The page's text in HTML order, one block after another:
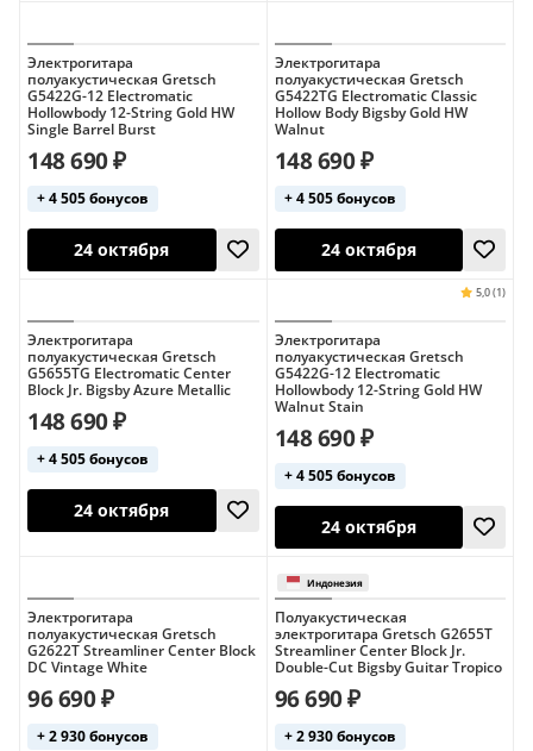
24 октября
24 октября
Электрогитара
полуакустическая Gretsch
G5422G-12 Electromatic
Hollowbody 12-String Gold HW
Single Barrel Burst
148 690 ₽
+ 4 505 бонусов
Электрогитара
полуакустическая Gretsch
G5422TG Electromatic Classic
Hollow Body Bigsby Gold HW
Walnut
148 690 ₽
+ 4 505 бонусов
Электрогитара
полуакустическая Gretsch
G5655TG Electromatic Center
Block Jr. Bigsby Azure Metallic
148 690 ₽
+ 4 505 бонусов
Электрогитара
полуакустическая Gretsch
G5422G-12 Electromatic
Hollowbody 12-String Gold HW
Walnut Stain
148 690 ₽
+ 4 505 бонусов
Электрогитара
полуакустическая Gretsch
G2622T Streamliner Center Block
DC Vintage White
96 690 ₽
+ 2 930 бонусов
Полуакустическая
электрогитара Gretsch G2655T
Streamliner Center Block Jr.
Double-Cut Bigsby Guitar Tropico
96 690 ₽
+ 2 930 бонусов